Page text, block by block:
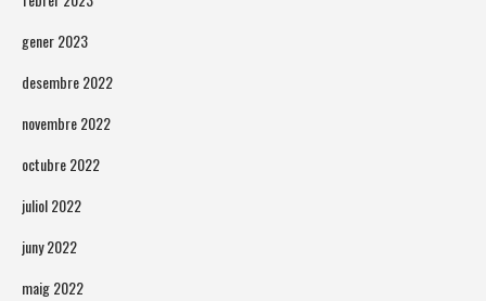
gener 2023
desembre 2022
novembre 2022
octubre 2022
juliol 2022
juny 2022
maig 2022